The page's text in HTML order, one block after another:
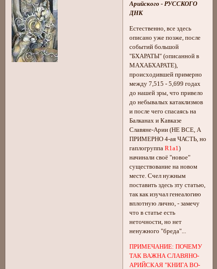
Арийского - РУССКОГО
ДНК
Естественно, все здесь
описано уже позже, после
событий большой
"БХАРАТЫ" (описанной в
МАХАБХАРАТЕ),
происходившей примерно
между 7,515 - 5,699 годах
до нашей зры, что привело
до небывалых катаклизмов
и после чего спасаясь на
Балканах и Кавказе
Славяне-Арии (НЕ ВСЕ, А
ПРИМЕРНО 4-ая ЧАСТЬ, но
гаплогруппаR1a1)
начинали своё "новое"
существование на новом
месте. Счел нужным
поставить здесь зту статью,
так как изучал генеалогию
вплотную лично, - замечу
что в статье есть
неточности, но нет
ненужного "бреда"...
ПРИМЕЧАНИЕ: ПОЧЕМУ
ТАК ВАЖНА СЛАВЯНО-
АРИЙСКАЯ "КНИГА ВО-